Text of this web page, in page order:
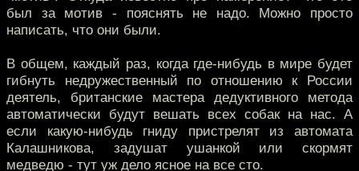
был за мотив - пояснять не надо. Можно просто
написать, что они были.
В общем, каждый раз, когда где-нибудь в мире будет
гибнуть недружественный по отношению к России
деятель, британские мастера дедуктивного метода
автоматически будут вешать всех собак на нас. А
если какую-нибудь гниду пристрелят из автомата
Калашникова, задушат ушанкой или скормят
медведю - тут уж дело ясное на все сто.